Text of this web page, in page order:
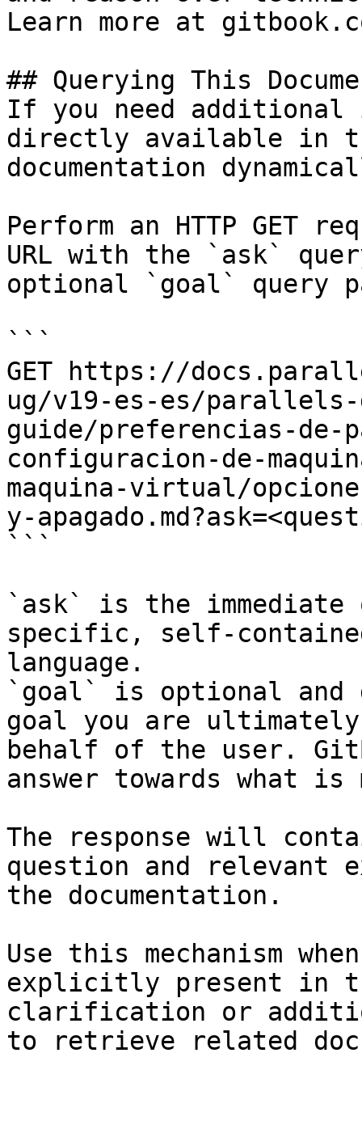
Learn more at
## Querying This
If you need
directly available in
documentation
Perform an HTTP GET
URL with the `ask`
optional `goal` query
```
GET https://
ug/v19-es-es/parallels-
guide/preferencias-
configuracion-de-
maquina-virtual/
y-
```
`ask` is the
specific, self-
language.
`goal` is optional and
goal you are
behalf of the user.
answer towards what
The response will
question and relevant
the documentation.
Use this mechanism
explicitly present in
clarification or